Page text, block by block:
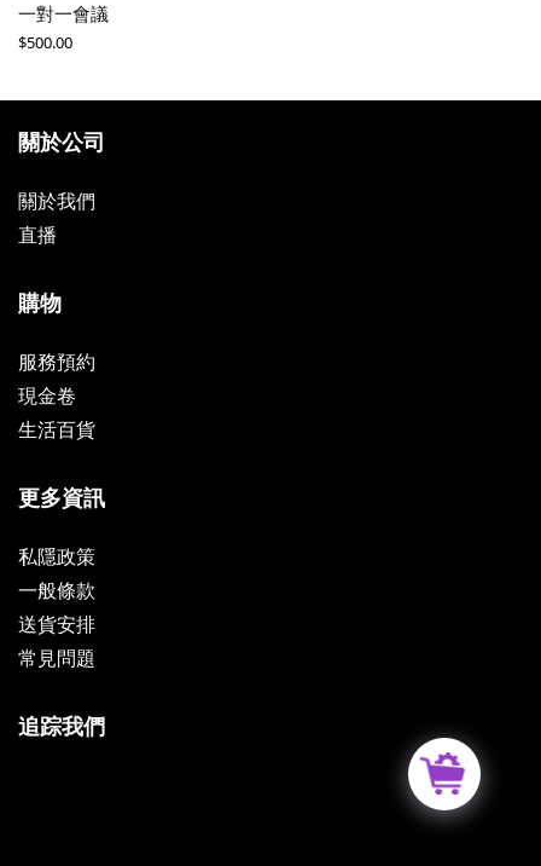
一對一會議
$500.00
關於公司
關於我們
直播
購物
服務預約
現金卷
生活百貨
更多資訊
私隱政策
一般條款
送貨安排
常見問題
追踪我們